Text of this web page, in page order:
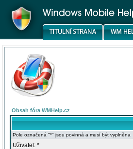
Obsah fóra WMHelp.cz
Pole označená "*" jsou povinná a musí být vyplněna
Uživatel: *